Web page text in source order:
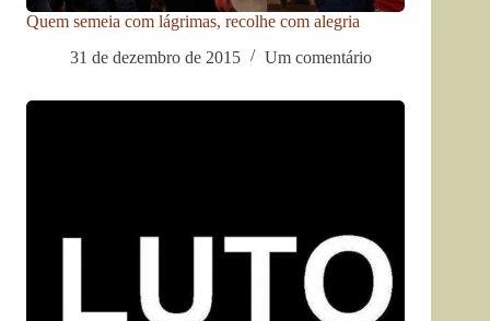
Quem semeia com lágrimas, recolhe com alegria
31 de dezembro de 2015
Um comentário